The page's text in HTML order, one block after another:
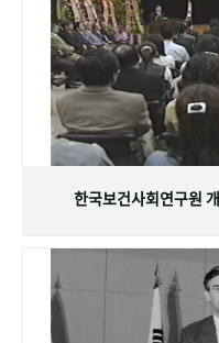
한국보건사회연구원